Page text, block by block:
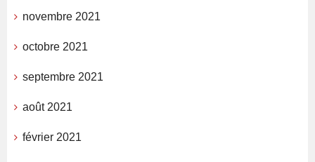
novembre 2021
octobre 2021
septembre 2021
août 2021
février 2021